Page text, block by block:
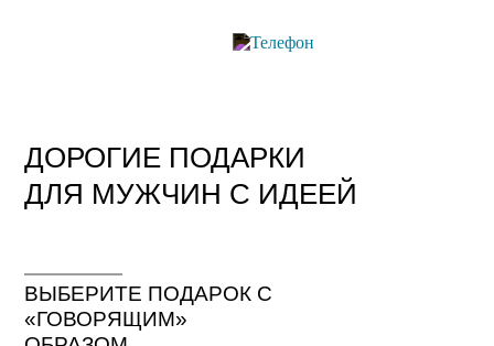
ДОРОГИЕ ПОДАРКИ
ДЛЯ МУЖЧИН С ИДЕЕЙ
ВЫБЕРИТЕ ПОДАРОК С
«ГОВОРЯЩИМ»